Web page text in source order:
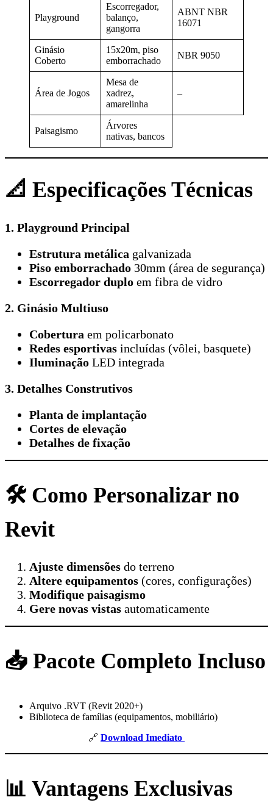
Playground
Escorregador,
balanço,
gangorra
ABNT NBR
16071
Ginásio
Coberto
15x20m, piso
emborrachado
NBR 9050
Área de Jogos
Mesa de
xadrez,
amarelinha
–
Paisagismo
Árvores
nativas, bancos
📐 Especificações Técnicas
1. Playground Principal
Estrutura metálica galvanizada
Piso emborrachado 30mm (área de segurança)
Escorregador duplo em fibra de vidro
2. Ginásio Multiuso
Cobertura em policarbonato
Redes esportivas incluídas (vôlei, basquete)
Iluminação LED integrada
3. Detalhes Construtivos
Planta de implantação
Cortes de elevação
Detalhes de fixação
🛠️ Como Personalizar no
Revit
Ajuste dimensões do terreno
Altere equipamentos (cores, configurações)
Modifique paisagismo
Gere novas vistas automaticamente
📥 Pacote Completo Incluso
Arquivo .RVT (Revit 2020+)
Biblioteca de famílias (equipamentos, mobiliário)
🔗 Download Imediato
📊 Vantagens Exclusivas